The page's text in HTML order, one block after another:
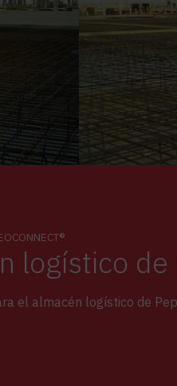
logístico de
el almacén logístico de